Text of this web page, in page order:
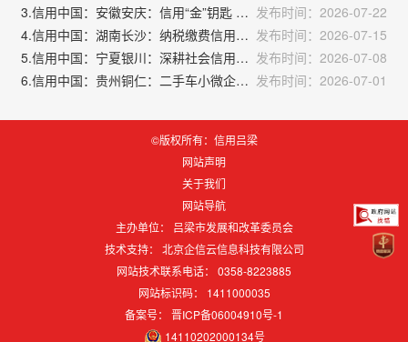
3.信用中国：安徽安庆：信用“金”钥匙 打开融资新大门 发布时间：2026-07-22
4.信用中国：湖南长沙：纳税缴费信用“金钥匙” 打开发展新空间 发布时间：2026-07-15
5.信用中国：宁夏银川：深耕社会信用体系建设 赋能营商环境优化升级 发布时间：2026-07-08
6.信用中国：贵州铜仁：二手车小微企业凭纳税信用获融资 发布时间：2026-07-01
©版权所有：信用吕梁
网站声明
关于我们
网站导航
主办单位： 吕梁市发展和改革委员会
技术支持： 北京企信云信息科技有限公司
网站技术联系电话： 0358-8223885
网站标识码：
1411000035
备案号：
晋ICP备06004910号-1
14110202000134号